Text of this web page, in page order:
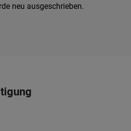
neu ausgeschrieben.